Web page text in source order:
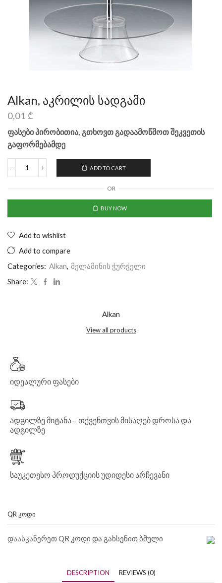
Alkan, აკრილის სადგამი
0,01 ₾
ფასები პირობითია, გთხოვთ გადაამოწმოთ შეკვეთის
გაფორმებამდე
ADD TO CART
OR
BUY NOW
Add to wishlist
Add to compare
Categories: Alkan, მელამინის ჭურჭელი
Share:
Alkan
View all products
იდეალური ფასები
ადგილზე მიტანა – თქვენთვის მისაღებ დროსა და
ადგილზე
საუკეთესო პროდუქციის უდიდესი არჩევანი
QR ᲙᲝᲓᲘ
დაასკანერეთ QR კოდი და გახსენით ბმული
DESCRIPTION REVIEWS (0)